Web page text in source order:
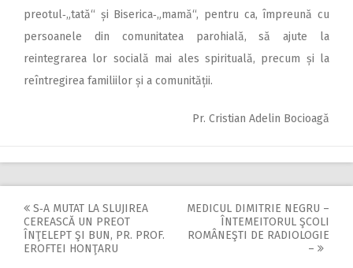
preotul‑„tată“ și Biserica‑„mamă“, pentru ca, împreună cu
persoanele din comunitatea parohială, să ajute la
reintegrarea lor socială mai ales spirituală, precum și la
reîntregirea familiilor și a comunității.
Pr. Cristian Adelin Bocioagă
Post
navigation
S‑A MUTAT LA SLUJIREA
CEREASCĂ UN PREOT
ÎNŢELEPT ŞI BUN, PR. PROF.
EROFTEI HONŢARU
MEDICUL DIMITRIE NEGRU –
ÎNTEMEITORUL ŞCOLI
ROMÂNEŞTI DE RADIOLOGIE
–